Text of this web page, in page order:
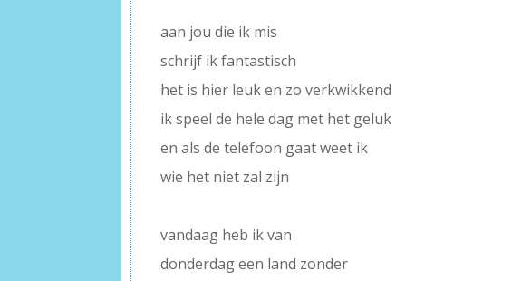
aan jou die ik mis
schrijf ik fantastisch
het is hier leuk en zo verkwikkend
ik speel de hele dag met het geluk
en als de telefoon gaat weet ik
wie het niet zal zijn
vandaag heb ik van
donderdag een land zonder